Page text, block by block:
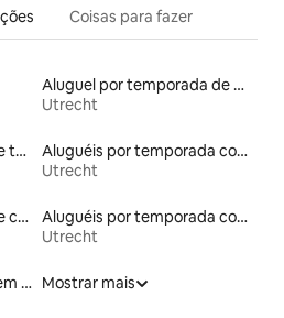
Coisas para fazer
Aluguel por temporada de microcasas
Utrecht
Aluguel por temporada de townhouses
Aluguéis por temporada com acesso à praia
Utrecht
Aluguel por temporada de casas de hóspedes
Aluguéis por temporada com sauna
Utrecht
Aluguéis por temporada em acampamentos Mostrar mais